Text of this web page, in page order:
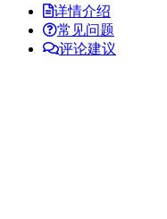
详情介绍
常见问题
评论建议